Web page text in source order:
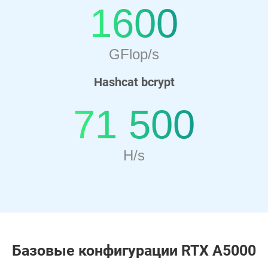
1600
GFlop/s
Hashcat bcrypt
71 500
H/s
Базовые конфигурации RTX A5000